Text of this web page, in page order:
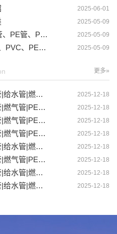
2025-06-01
2025-05-09
2025-05-09
盘锦建硕管业PVC管、PU管、PE管、PP管有那些区别
2025-05-09
盘锦建硕管业PPR、UPVC、PVC、PERT、PE、HDPE塑料管材详解
更多»
2025-12-18
沈阳建硕管业推出PE净水管|给水管|燃气管|PERT供热管|电力护套管一体化智造解决方案
2025-12-18
丹东建硕管业发布PE净水管|燃气管|PERT供热管|电力护套管|农田灌溉管智能生产新范式
2025-12-18
大连建硕管业推出PE净水管|燃气管|PERT供热管|电力护套管|农田灌溉管融合智造新生态
2025-12-18
鞍山建硕管业发布PE净水管|燃气管|PERT供热管|电力护套管|农田灌溉管全链路应用新方案
2025-12-18
辽阳建硕管业推出PE净水管|给水管|燃气管|PERT供热管|电力护套管多维融合智造平台
2025-12-18
锦州建硕管业发布PE净水管|燃气管|PERT供热管|电力护套管|农田灌溉管智慧应用生态体系
2025-12-18
沈阳建硕管业推出PE净水管|给水管|燃气管|PERT供热管|电力护套管一体化智造方案
2025-12-18
盘锦建硕管业发布PE净水管|给水管|燃气管|PERT供热管|电力护套管智慧生产新范式